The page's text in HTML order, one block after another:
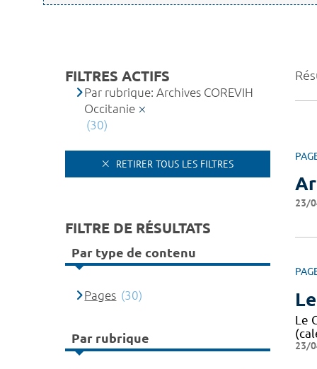
23/
Le
23/
FILTRES ACTIFS
Par rubrique: Archives COREVIH
Occitanie
(30)
RETIRER TOUS LES FILTRES
FILTRE DE RÉSULTATS
Par type de contenu
Pages (30)
Par rubrique